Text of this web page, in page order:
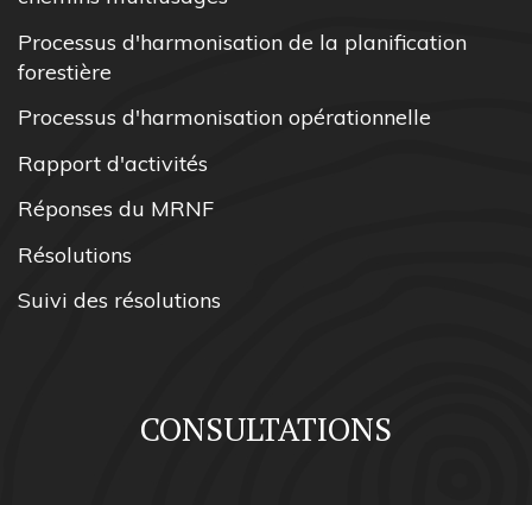
Processus d'harmonisation de la planification
forestière
Processus d'harmonisation opérationnelle
Rapport d'activités
Réponses du MRNF
Résolutions
Suivi des résolutions
CONSULTATIONS